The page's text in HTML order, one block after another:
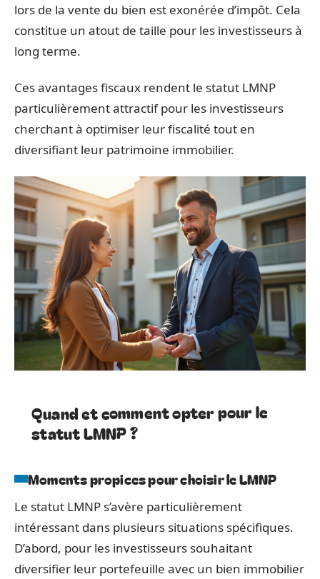
lors de la vente du bien est exonérée d’impôt. Cela
constitue un atout de taille pour les investisseurs à
long terme.
Ces avantages fiscaux rendent le statut LMNP
particulièrement attractif pour les investisseurs
cherchant à optimiser leur fiscalité tout en
diversifiant leur patrimoine immobilier.
Quand et comment opter pour le
statut LMNP ?
Moments propices pour choisir le LMNP
Le statut LMNP s’avère particulièrement
intéressant dans plusieurs situations spécifiques.
D’abord, pour les investisseurs souhaitant
diversifier leur portefeuille avec un bien immobilier